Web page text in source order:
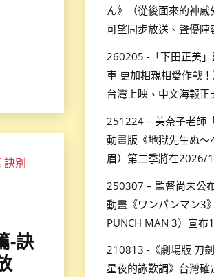
-訣
ん》（從後面來的神
可望同步放送、聲優陣
260205 -「下田正美
車 更加相親相愛作戰
台灣上映、中文海報正
251224 – 美奈子老師
動畫版《地獄先生ぬ～
眉）第二季將在2026/
250307 – 監督尚未公
動畫《ワンパンマン3
PUNCH MAN 3）宣布
210813 -《劇場版 刀
星夜的詠歎調》台灣